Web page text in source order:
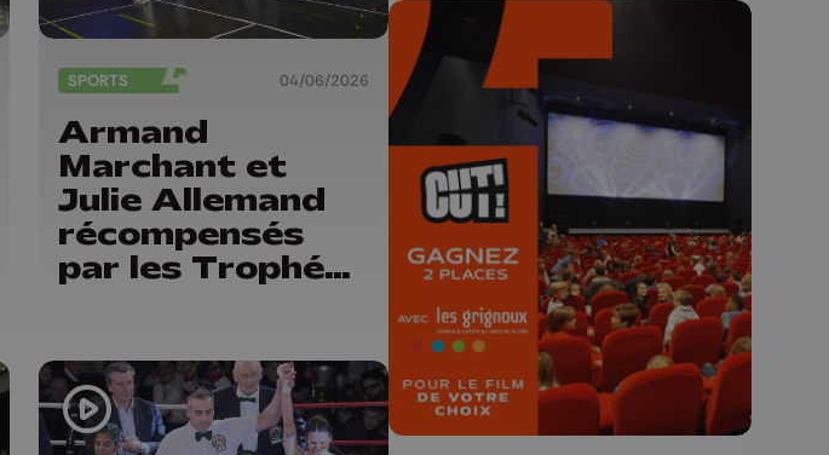
SPORTS 04/06/2026
Armand
Marchant et
Julie Allemand
récompensés
par les Trophées
Liège
🎬 Concours CUT x
Les Grignoux ✨
Concours permanent - 2 places à
gagner chaque semaine !